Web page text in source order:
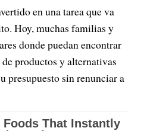
en una tarea que va
Hoy, muchas familias y
donde puedan encontrar
productos y alternativas
presupuesto sin renunciar a